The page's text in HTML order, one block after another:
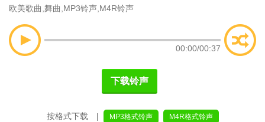
欧美歌曲 舞曲 MP3铃声 M4R铃声
00:00/00:37
下载铃声
按格式下载 | MP3格式铃声 M4R格式铃声